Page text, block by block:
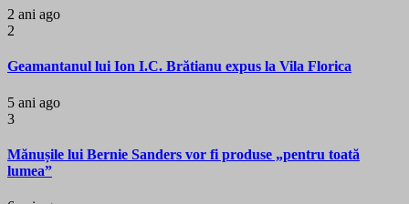
2 ani ago
2
Geamantanul lui Ion I.C. Brătianu expus la Vila Florica
5 ani ago
3
Mănușile lui Bernie Sanders vor fi produse „pentru toată
lumea”